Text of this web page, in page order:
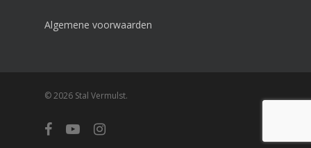
Algemene voorwaarden
© 2026 Stal Vermulst.
facebookyoutubeinstagram